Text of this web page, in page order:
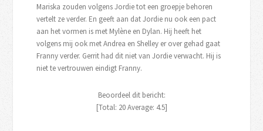
Mariska zouden volgens Jordie tot een groepje behoren
vertelt ze verder. En geeft aan dat Jordie nu ook een pact
aan het vormen is met Mylène en Dylan. Hij heeft het
volgens mij ook met Andrea en Shelley er over gehad gaat
Franny verder. Gerrit had dit niet van Jordie verwacht. Hij is
niet te vertrouwen eindigt Franny.
Beoordeel dit bericht:
[Total: 20Average: 4.5]